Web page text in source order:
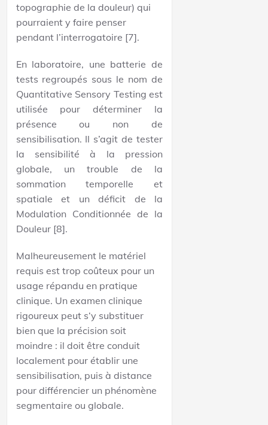
topographie de la douleur) qui
pourraient y faire penser
pendant l’interrogatoire [7].
En laboratoire, une batterie de
tests regroupés sous le nom de
Quantitative Sensory Testing est
utilisée pour déterminer la
présence ou non de
sensibilisation. Il s’agit de tester
la sensibilité à la pression
globale, un trouble de la
sommation temporelle et
spatiale et un déficit de la
Modulation Conditionnée de la
Douleur [8].
Malheureusement le matériel
requis est trop coûteux pour un
usage répandu en pratique
clinique. Un examen clinique
rigoureux peut s‘y substituer
bien que la précision soit
moindre : il doit être conduit
localement pour établir une
sensibilisation, puis à distance
pour différencier un phénomène
segmentaire ou globale.